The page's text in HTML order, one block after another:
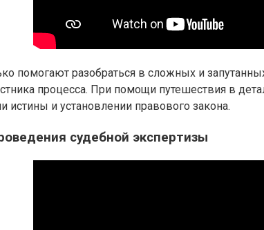
помогают разобраться в сложных и
процесса. При помощи путешествия в
истины и установлении правового закона.
судебной экспертизы